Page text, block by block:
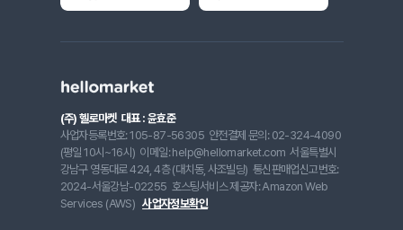
(주) 헬로마켓 대표 : 윤효준
사업자등록번호: 105-87-56305 안전결제 문의: 02-324-4090
(평일 10시~16시) 이메일: help@hellomarket.com 서울특별시
강남구 영동대로 424, 4층 (대치동, 사조빌딩) 통신판매업신고번호:
2024-서울강남-02255 호스팅서비스 제공자: Amazon Web
Services (AWS) 사업자정보확인